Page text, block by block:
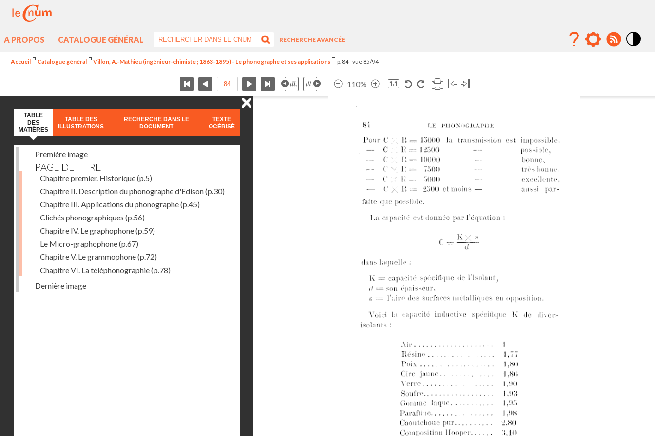
À PROPOS CATALOGUE GÉNÉRAL
RECHERCHE AVANCÉE
Accueil Catalogue général Villon, A.-Mathieu (ingénieur-chimiste ; 1863-1895) - Le phonographe et ses applications p.84 - vue 85/94
110%
TABLE
DES
MATIÈRES
TABLE DES
ILLUSTRATIONS
RECHERCHE DANS LE
DOCUMENT
TEXTE
OCÉRISÉ
Première image
PAGE DE TITRE
Chapitre premier. Historique(p.5)
Chapitre II. Description du phonographe d'Edison(p.30)
Chapitre III. Applications du phonographe(p.45)
Clichés phonographiques (p.56)
Chapitre IV. Le graphophone(p.59)
Le Micro-graphophone(p.67)
Chapitre V. Le grammophone(p.72)
Chapitre VI. La téléphonographie(p.78)
Dernière image